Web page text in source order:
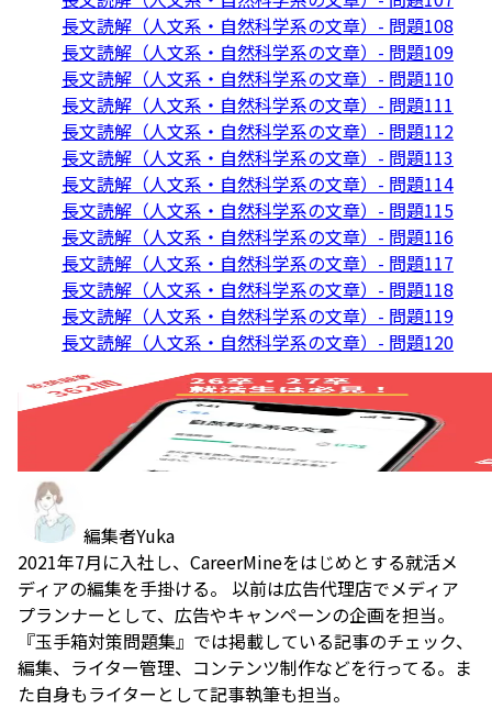
長文読解（人文系・自然科学系の文章）- 問題108
長文読解（人文系・自然科学系の文章）- 問題109
長文読解（人文系・自然科学系の文章）- 問題110
長文読解（人文系・自然科学系の文章）- 問題111
長文読解（人文系・自然科学系の文章）- 問題112
長文読解（人文系・自然科学系の文章）- 問題113
長文読解（人文系・自然科学系の文章）- 問題114
長文読解（人文系・自然科学系の文章）- 問題115
長文読解（人文系・自然科学系の文章）- 問題116
長文読解（人文系・自然科学系の文章）- 問題117
長文読解（人文系・自然科学系の文章）- 問題118
長文読解（人文系・自然科学系の文章）- 問題119
長文読解（人文系・自然科学系の文章）- 問題120
編集者Yuka
2021年7月に入社し、CareerMineをはじめとする就活メ
ディアの編集を手掛ける。 以前は広告代理店でメディア
プランナーとして、広告やキャンペーンの企画を担当。
『玉手箱対策問題集』では掲載している記事のチェック、
編集、ライター管理、コンテンツ制作などを行ってる。ま
た自身もライターとして記事執筆も担当。